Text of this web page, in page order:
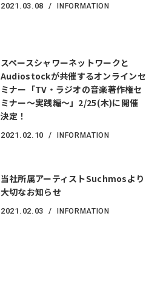
2021. 03.08 INFORMATION
スペースシャワーネットワークと
Audiostockが共催するオンラインセ
ミナー「TV・ラジオの音楽著作権セ
ミナー～実践編～」2/25(木)に開催
決定！
2021. 02.10 INFORMATION
当社所属アーティストSuchmosより
大切なお知らせ
2021. 02.03 INFORMATION